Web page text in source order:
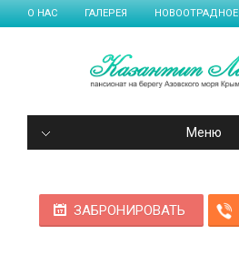
О НАС ГАЛЕРЕЯ НОВООТРАДНОЕ
Меню
ЗАБРОНИРОВАТЬ